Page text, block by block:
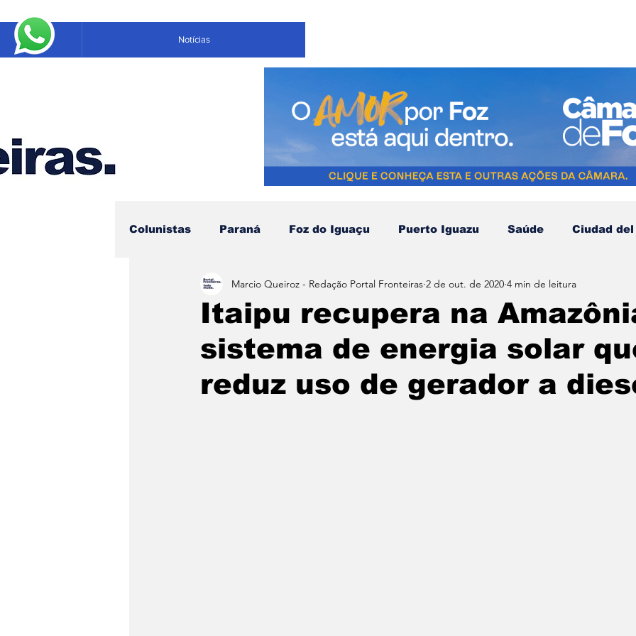
Notícias
Colunistas Paraná Foz do Iguaçu Puerto Iguazu Saúde Ciudad
Educação Negócios Compras no Paraguai Esporte Turismo
Fronteiras Brasil Mundo Paraguai Argentina noticias
Itaipu recupera na
sistema de energia solar
reduz uso de gerador a
Marcio Queiroz - Redação Portal Fronteiras 2 de out. de 2020 4 min de leitura